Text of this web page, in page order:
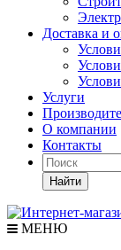
Доставка и
Услуги
О компании
Контакты
Найти
МЕНЮ